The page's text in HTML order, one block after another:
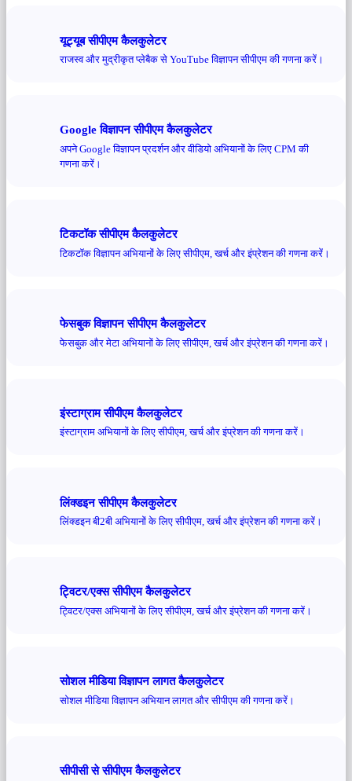
यूट्यूब सीपीएम कैलकुलेटर
राजस्व और मुद्रीकृत प्लेबैक से YouTube विज्ञापन सीपीएम की गणना करें।
Google विज्ञापन सीपीएम कैलकुलेटर
अपने Google विज्ञापन प्रदर्शन और वीडियो अभियानों के लिए CPM की
गणना करें।
टिकटॉक सीपीएम कैलकुलेटर
टिकटॉक विज्ञापन अभियानों के लिए सीपीएम, खर्च और इंप्रेशन की गणना करें।
फेसबुक विज्ञापन सीपीएम कैलकुलेटर
फेसबुक और मेटा अभियानों के लिए सीपीएम, खर्च और इंप्रेशन की गणना करें।
इंस्टाग्राम सीपीएम कैलकुलेटर
इंस्टाग्राम अभियानों के लिए सीपीएम, खर्च और इंप्रेशन की गणना करें।
लिंक्डइन सीपीएम कैलकुलेटर
लिंक्डइन बी2बी अभियानों के लिए सीपीएम, खर्च और इंप्रेशन की गणना करें।
ट्विटर/एक्स सीपीएम कैलकुलेटर
ट्विटर/एक्स अभियानों के लिए सीपीएम, खर्च और इंप्रेशन की गणना करें।
सोशल मीडिया विज्ञापन लागत कैलकुलेटर
सोशल मीडिया विज्ञापन अभियान लागत और सीपीएम की गणना करें।
सीपीसी से सीपीएम कैलकुलेटर